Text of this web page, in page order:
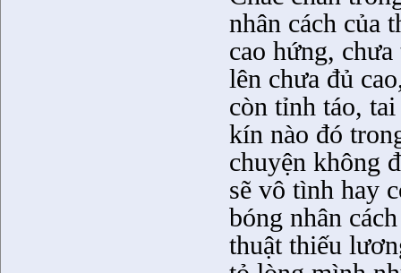
nhân cách của
cao hứng,
lên chưa đủ
còn tỉnh táo,
kín nào đó
chuyện không
sẽ vô tình hay
bóng nhân
thuật thiếu